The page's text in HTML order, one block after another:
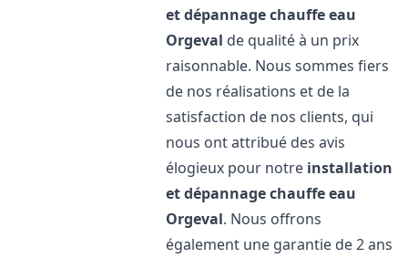
et dépannage chauffe eau
Orgeval de qualité à un prix
raisonnable. Nous sommes fiers
de nos réalisations et de la
satisfaction de nos clients, qui
nous ont attribué des avis
élogieux pour notre installation
et dépannage chauffe eau
Orgeval. Nous offrons
également une garantie de 2 ans